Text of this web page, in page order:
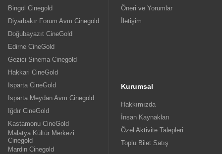
Bingöl Cinegold
Diyarbakır Forum Avm Cinegold
Doğubayazıt CineGold
Edirne CineGold
Gezici Sinema Cinegold
Hakkari CineGold
Isparta CineGold
Isparta Meydan Avm Cinegold
Iğdır CineGold
Kastamonu CineGold
Malatya Kültür Merkezi
Cinegold
Mardin Cinegold
Öneri ve Yorumlar
İletişim
Kurumsal
Hakkımızda
İnsan Kaynakları
Özel Aktivite Talepleri
Toplu Bilet Satış